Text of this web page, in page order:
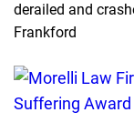
derailed and
Frankford